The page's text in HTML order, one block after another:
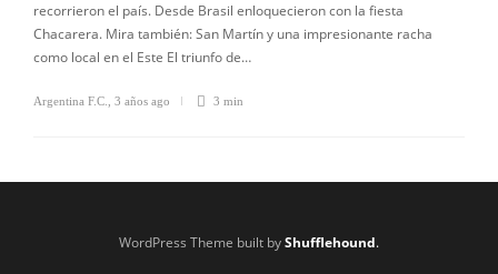
recorrieron el país. Desde Brasil enloquecieron con la fiesta
Chacarera. Mira también: San Martín y una impresionante racha
como local en el Este El triunfo de…
Argentina F.C. 3 años ago 3 min
WordPress Theme built byShufflehound.